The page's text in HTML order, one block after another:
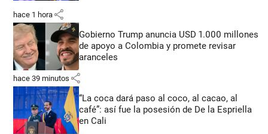
hace 1 hora share
Gobierno Trump anuncia USD 1.000 millones
de apoyo a Colombia y promete revisar
aranceles
hace 39 minutos share
“La coca dará paso al coco, al cacao, al
café”: así fue la posesión de De la Espriella
en Cali